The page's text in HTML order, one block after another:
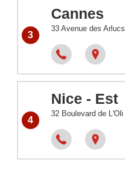
3
Cannes
33 Avenue des Arlucs
4
Nice - Est
32 Boulevard de L'Oli